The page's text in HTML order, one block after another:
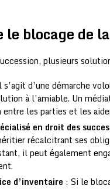
blocage de
plusieurs
d’une démarche
à l’amiable. Un
les parties et les
en droit des
récalcitrant ses
il peut également
d’inventaire : Si le